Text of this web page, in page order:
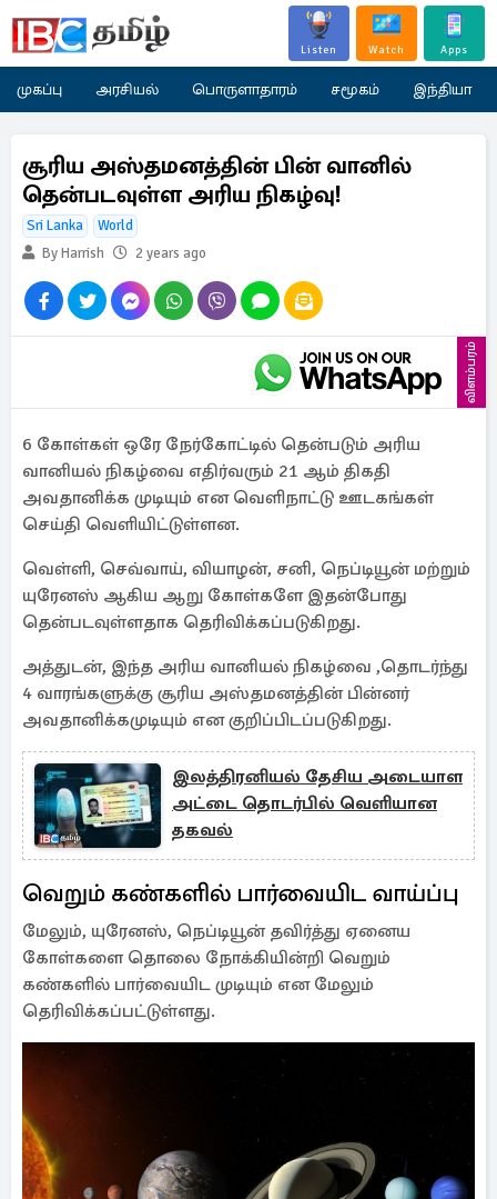
Listen Watch Apps
முகப்பு அரசியல் பொருளாதாரம் சமூகம் இந்தியா
சூரிய அஸ்தமனத்தின் பின் வானில்
தென்படவுள்ள அரிய நிகழ்வு!
Sri Lanka
World
By Harrish
2 years ago
விளம்பரம்
6 கோள்கள் ஒரே நேர்கோட்டில் தென்படும் அரிய
வானியல் நிகழ்வை எதிர்வரும் 21 ஆம் திகதி
அவதானிக்க முடியும் என வெளிநாட்டு ஊடகங்கள்
செய்தி வெளியிட்டுள்ளன.
வெள்ளி, செவ்வாய், வியாழன், சனி, நெப்டியூன் மற்றும்
யுரேனஸ் ஆகிய ஆறு கோள்களே இதன்போது
தென்படவுள்ளதாக தெரிவிக்கப்படுகிறது.
அத்துடன், இந்த அரிய வானியல் நிகழ்வை ,தொடர்ந்து
4 வாரங்களுக்கு சூரிய அஸ்தமனத்தின் பின்னர்
அவதானிக்கமுடியும் என குறிப்பிடப்படுகிறது.
இலத்திரனியல் தேசிய அடையாள
அட்டை தொடர்பில் வெளியான
தகவல்
வெறும் கண்களில் பார்வையிட வாய்ப்பு
மேலும், யுரேனஸ், நெப்டியூன் தவிர்த்து ஏனைய
கோள்களை தொலை நோக்கியின்றி வெறும்
கண்களில் பார்வையிட முடியும் என மேலும்
தெரிவிக்கப்பட்டுள்ளது.